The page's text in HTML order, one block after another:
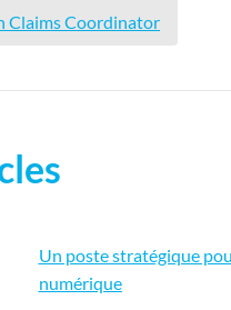
Claims Coordinator
Un poste stratégique
numérique